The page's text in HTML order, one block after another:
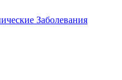
Заболевания